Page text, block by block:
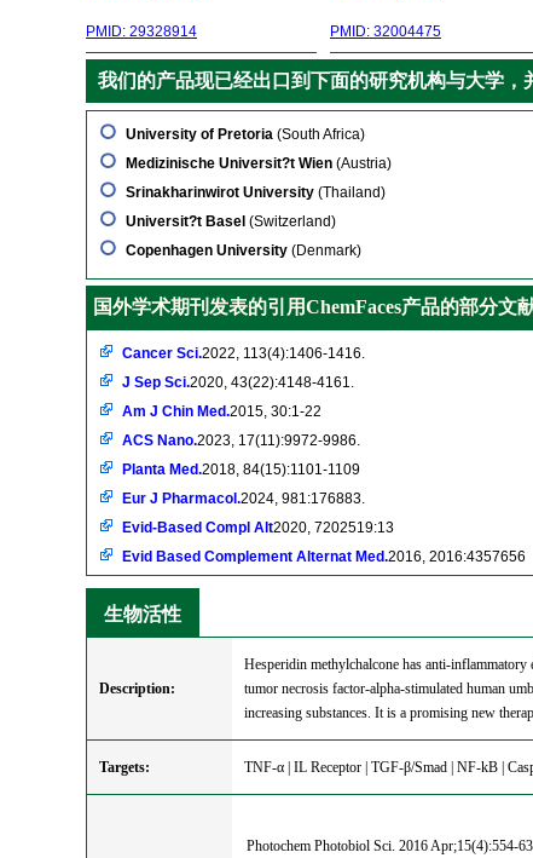
PMID: 29328914 PMID: 32004475
我们的产品现已经出口到下面的研究机构与大学，
University of Pretoria (South Africa)
Medizinische Universit?t Wien (Austria)
Srinakharinwirot University (Thailand)
Universit?t Basel (Switzerland)
Copenhagen University (Denmark)
国外学术期刊发表的引用ChemFaces产品的部分文
Cancer Sci.2022, 113(4):1406-1416.
J Sep Sci.2020, 43(22):4148-4161.
Am J Chin Med.2015, 30:1-22
ACS Nano.2023, 17(11):9972-9986.
Planta Med.2018, 84(15):1101-1109
Eur J Pharmacol.2024, 981:176883.
Evid-Based Compl Alt2020, 7202519:13
Evid Based Complement Alternat Med.2016, 2016:4357656
生物活性
Description:
Hesperidin methylchalcone has anti-
tumor necrosis factor-alpha-stimulated human
increasing substances. It is a promising new
Targets: TNF-α | IL Receptor | TGF-β/Smad | NF-kB |
Photochem Photobiol Sci. 2016 Apr;15(4):554-